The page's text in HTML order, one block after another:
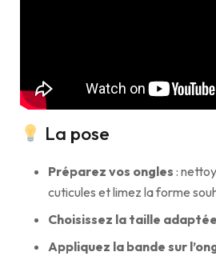
La pose
Préparez vos ongles :
cuticules et limez la forme
Choisissez la taille adaptée
Appliquez la bande sur